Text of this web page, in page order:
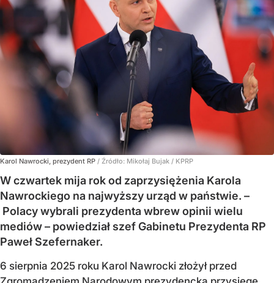
Karol Nawrocki, prezydent RP / Źródło: Mikołaj Bujak / KPRP
W czwartek mija rok od zaprzysiężenia Karola
Nawrockiego na najwyższy urząd w państwie. –
Polacy wybrali prezydenta wbrew opinii wielu
mediów – powiedział szef Gabinetu Prezydenta RP
Paweł Szefernaker.
6 sierpnia 2025 roku Karol Nawrocki złożył przed